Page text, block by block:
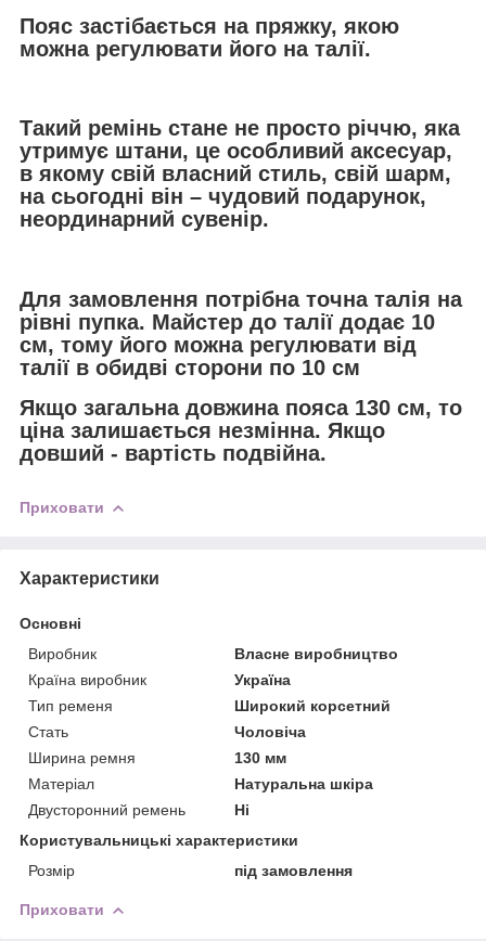
Пояс застібається на пряжку, якою
можна регулювати його на талії.
Такий ремінь стане не просто річчю, яка
утримує штани, це особливий аксесуар,
в якому свій власний стиль, свій шарм,
на сьогодні він – чудовий подарунок,
неординарний сувенір.
Для замовлення потрібна точна талія на
рівні пупка. Майстер до талії додає 10
см, тому його можна регулювати від
талії в обидві сторони по 10 см
Якщо загальна довжина пояса 130 см, то
ціна залишається незмінна. Якщо
довший - вартість подвійна.
Приховати
Характеристики
Основні
Виробник
Власне виробництво
Країна виробник
Україна
Тип ременя
Широкий корсетний
Стать
Чоловіча
Ширина ремня
130 мм
Матеріал
Натуральна шкіра
Двусторонний ремень
Ні
Користувальницькі характеристики
Розмір
під замовлення
Приховати